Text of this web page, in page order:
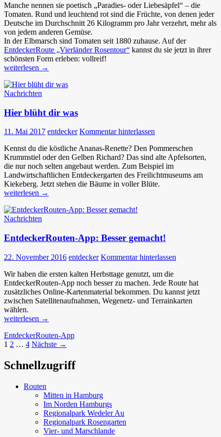
Manche nennen sie poetisch „Paradies- oder Liebesäpfel“ – die
Tomaten. Rund und leuchtend rot sind die Früchte, von denen jeder
Deutsche im Durchschnitt 26 Kilogramm pro Jahr verzehrt, mehr als
von jedem anderen Gemüse.
In der Elbmarsch sind Tomaten seit 1880 zuhause. Auf der
EntdeckerRoute „Vierländer Rosentour“ kannst du sie jetzt in ihrer
schönsten Form erleben: vollreif!
Die
sind
reif
weiterlesen →
Nachrichten
Hier blüht dir was
11. Mai 2017 entdecker Kommentar hinterlassen
Kennst du die köstliche Ananas-Renette? Den Pommerschen
Krummstiel oder den Gelben Richard? Das sind alte Apfelsorten,
die nur noch selten angebaut werden. Zum Beispiel im
Landwirtschaftlichen Entdeckergarten des Freilichtmuseums am
Kiekeberg. Jetzt stehen die Bäume in voller Blüte.
Hier
dir
was
weiterlesen →
Nachrichten
EntdeckerRouten-App: Besser gemacht!
22. November 2016 entdecker Kommentar hinterlassen
Wir haben die ersten kalten Herbsttage genutzt, um die
EntdeckerRouten-App noch besser zu machen. Jede Route hat
zusätzliches Online-Kartenmaterial bekommen. Du kannst jetzt
zwischen Satellitenaufnahmen, Wegenetz- und Terrainkarten
wählen.
EntdeckerRouten-
Besser
gemacht!
weiterlesen →
EntdeckerRouten-App
Beitragsnavigation
1 2 … 4 Nächste →
Schnellzugriff
Routen
Mitten in Hamburg
Im Norden Hamburgs
Regionalpark Wedeler Au
Regionalpark Rosengarten
Vier- und Marschlande